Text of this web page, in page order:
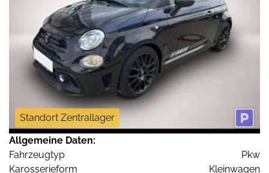
Standort Zentrallager
Allgemeine Daten:
Fahrzeugtyp
Pkw
Karosserieform
Kleinwagen